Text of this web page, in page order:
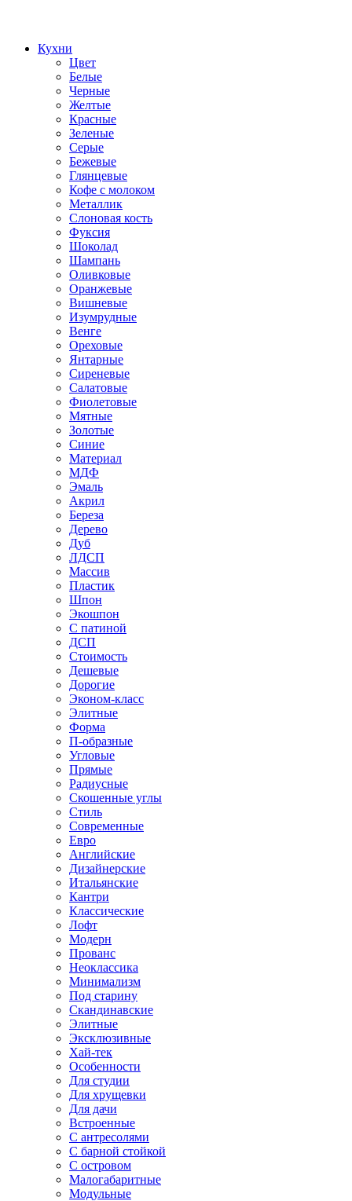
Кухни
Цвет
Белые
Черные
Желтые
Красные
Зеленые
Серые
Бежевые
Глянцевые
Кофе с молоком
Металлик
Слоновая кость
Фуксия
Шоколад
Шампань
Оливковые
Оранжевые
Вишневые
Изумрудные
Венге
Ореховые
Янтарные
Сиреневые
Салатовые
Фиолетовые
Мятные
Золотые
Синие
Материал
МДФ
Эмаль
Акрил
Береза
Дерево
Дуб
ЛДСП
Массив
Пластик
Шпон
Экошпон
С патиной
ДСП
Стоимость
Дешевые
Дорогие
Эконом-класс
Элитные
Форма
П-образные
Угловые
Прямые
Радиусные
Скошенные углы
Стиль
Современные
Евро
Английские
Дизайнерские
Итальянские
Кантри
Классические
Лофт
Модерн
Прованс
Неоклассика
Минимализм
Под старину
Скандинавские
Элитные
Эксклюзивные
Хай-тек
Особенности
Для студии
Для хрущевки
Для дачи
Встроенные
С антресолями
С барной стойкой
С островом
Малогабаритные
Модульные